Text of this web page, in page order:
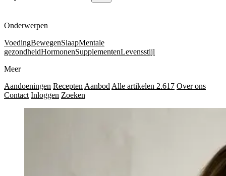
Onderwerpen
VoedingBewegenSlaapMentale
gezondheidHormonenSupplementenLevensstijl
Meer
Aandoeningen Recepten Aanbod Alle artikelen 2.617 Over ons
Contact Inloggen Zoeken